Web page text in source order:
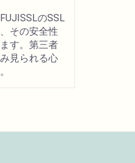
のSSL
その安全性
す。第三者
見られる心